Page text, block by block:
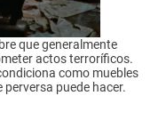
que generalmente
actos terroríficos.
como muebles
puede hacer.